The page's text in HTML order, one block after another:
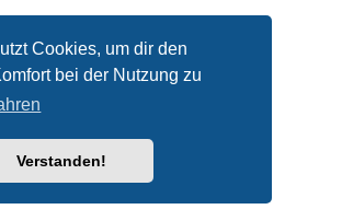
Cookies, um dir den
bei der Nutzung zu
Verstanden!